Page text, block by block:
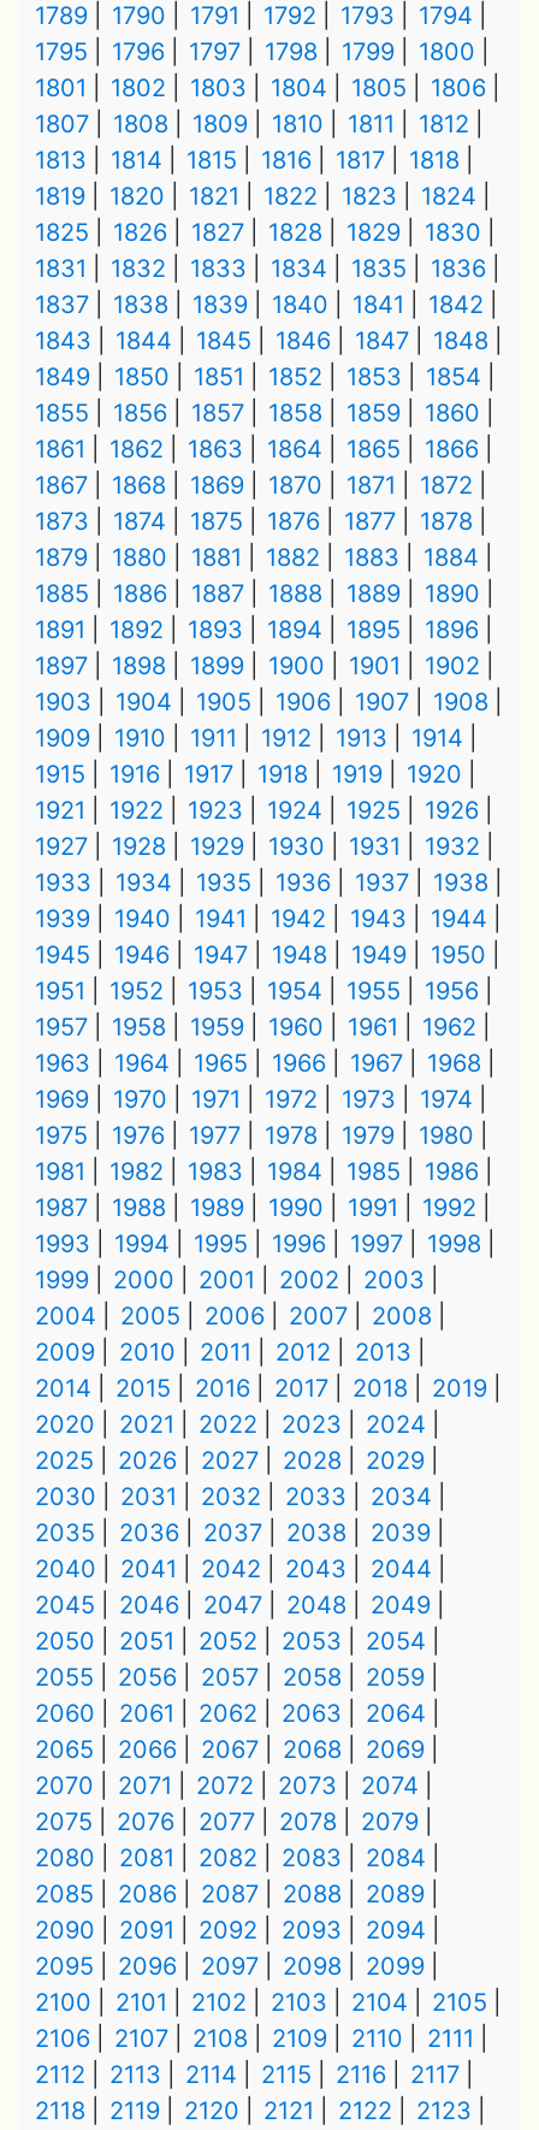
1789
1790 1791 1792 1793
1794
1795
1796 1797 1798 1799
1800
1801
1802 1803 1804 1805
1806
1807
1808 1809 1810 1811
1812
1813
1814 1815 1816 1817
1818
1819
1820 1821 1822 1823
1824
1825
1826 1827 1828 1829
1830
1831
1832 1833 1834 1835
1836
1837
1838 1839 1840 1841
1842
1843
1844 1845 1846 1847
1848
1849
1850 1851 1852 1853
1854
1855
1856 1857 1858 1859
1860
1861
1862 1863 1864 1865
1866
1867
1868 1869 1870 1871
1872
1873
1874 1875 1876 1877
1878
1879
1880 1881 1882 1883
1884
1885
1886 1887 1888 1889
1890
1891
1892 1893 1894 1895
1896
1897
1898 1899 1900 1901
1902
1903
1904 1905 1906 1907
1908
1909
1910 1911 1912 1913
1914
1915
1916 1917 1918 1919
1920
1921
1922 1923 1924 1925
1926
1927
1928 1929 1930 1931
1932
1933
1934 1935 1936 1937
1938
1939
1940 1941 1942 1943
1944
1945
1946 1947 1948 1949
1950
1951
1952 1953 1954 1955
1956
1957
1958 1959 1960 1961
1962
1963
1964 1965 1966 1967
1968
1969
1970 1971 1972 1973
1974
1975
1976 1977 1978 1979
1980
1981
1982 1983 1984 1985
1986
1987
1988 1989 1990 1991
1992
1993
1994 1995 1996 1997
1998
1999
2000 2001 2002
2003
2004
2005 2006 2007
2008
2009
2010 2011 2012
2013
2014
2015 2016 2017 2018
2019
2020
2021 2022 2023
2024
2025
2026 2027 2028
2029
2030
2031 2032 2033
2034
2035
2036 2037 2038
2039
2040
2041 2042 2043
2044
2045
2046 2047 2048
2049
2050
2051 2052 2053
2054
2055
2056 2057 2058
2059
2060
2061 2062 2063
2064
2065
2066 2067 2068
2069
2070
2071 2072 2073
2074
2075
2076 2077 2078
2079
2080
2081 2082 2083
2084
2085
2086 2087 2088
2089
2090
2091 2092 2093
2094
2095
2096 2097 2098
2099
2100
2101 2102 2103 2104
2105
2106
2107 2108 2109 2110
2111
2112
2113 2114 2115 2116
2117
2118
2119 2120 2121 2122 2123